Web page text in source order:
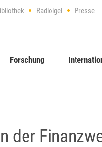
Radioigel Presse
Forschung
der